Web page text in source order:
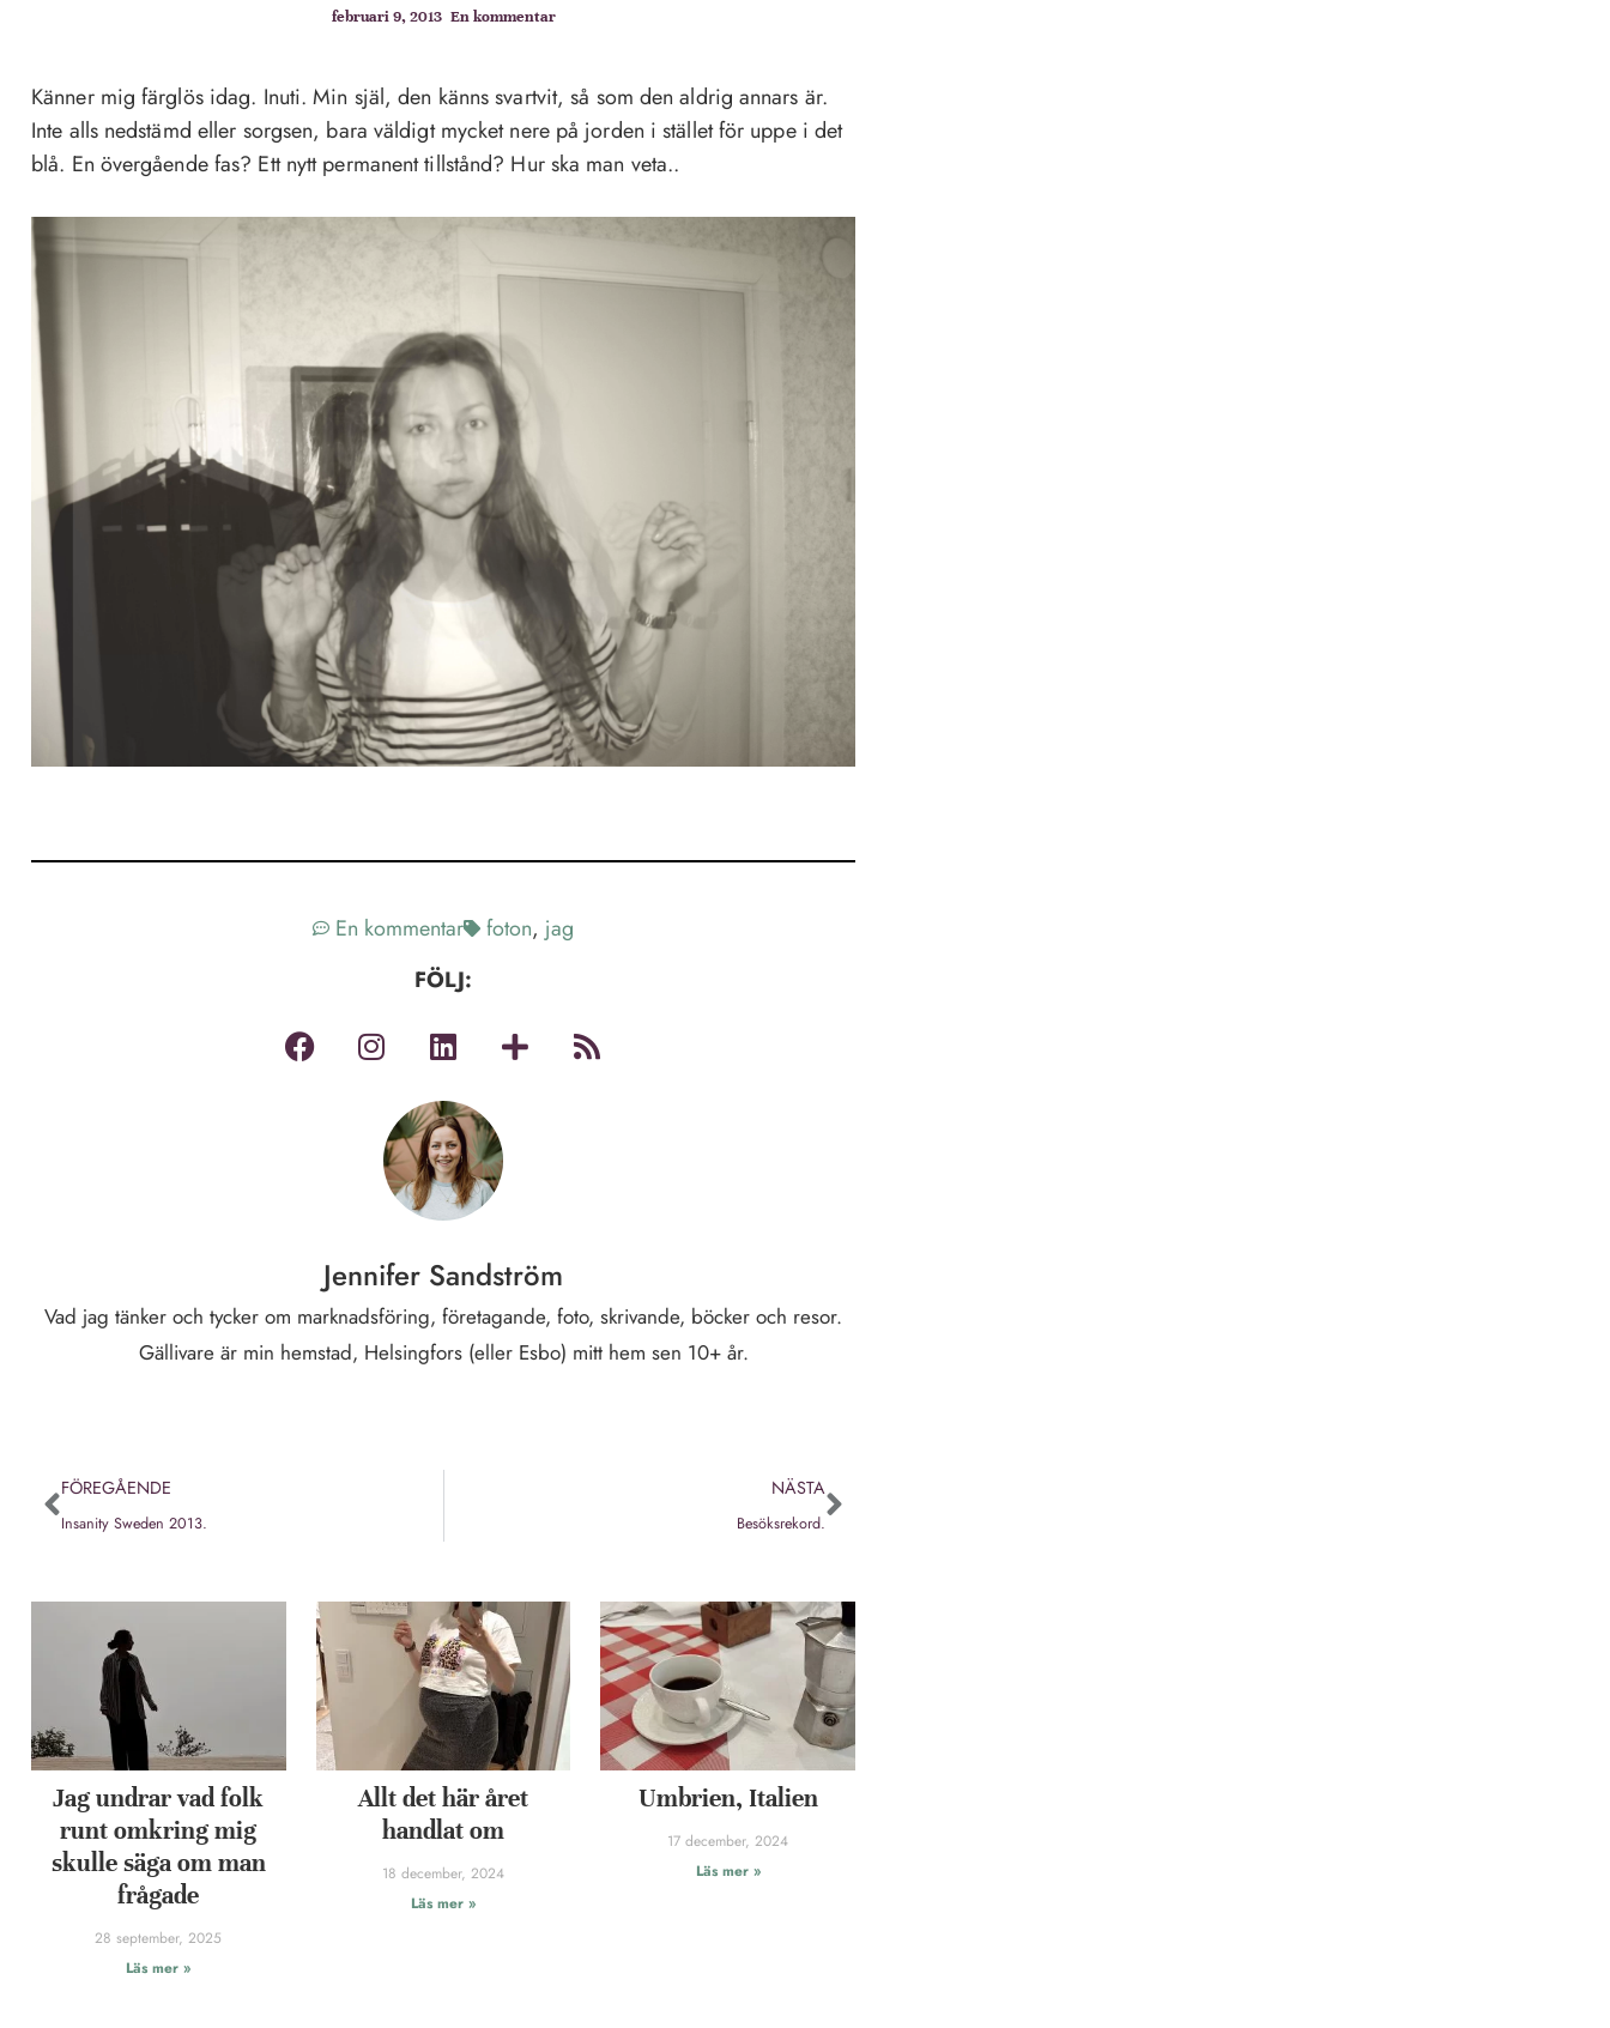
februari 9, 2013 En kommentar
Känner mig färglös idag. Inuti. Min själ, den känns svartvit, så som den aldrig annars är.
Inte alls nedstämd eller sorgsen, bara väldigt mycket nere på jorden i stället för uppe i det
blå. En övergående fas? Ett nytt permanent tillstånd? Hur ska man veta..
En kommentar foton, jag
FÖLJ:
Jennifer Sandström
Vad jag tänker och tycker om marknadsföring, företagande, foto, skrivande, böcker och resor.
Gällivare är min hemstad, Helsingfors (eller Esbo) mitt hem sen 10+ år.
FÖREGÅENDE
Insanity Sweden 2013.
NÄSTA
Besöksrekord.
Jag undrar vad folk
runt omkring mig
skulle säga om man
frågade
28 september, 2025
Läs mer »
Allt det här året
handlat om
18 december, 2024
Läs mer »
Umbrien, Italien
17 december, 2024
Läs mer »